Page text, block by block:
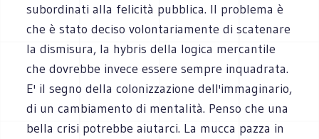
subordinati alla felicità pubblica. Il problema è
che è stato deciso volontariamente di scatenare
la dismisura, la hybris della logica mercantile
che dovrebbe invece essere sempre inquadrata.
E' il segno della colonizzazione dell'immaginario,
di un cambiamento di mentalità. Penso che una
bella crisi potrebbe aiutarci. La mucca pazza in